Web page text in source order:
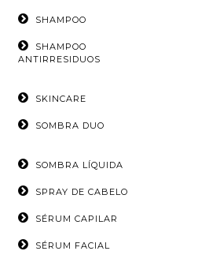
SHAMPOO
SHAMPOO
ANTIRRESIDUOS
SKINCARE
SOMBRA DUO
SOMBRA LÍQUIDA
SPRAY DE CABELO
SÉRUM CAPILAR
SÉRUM FACIAL